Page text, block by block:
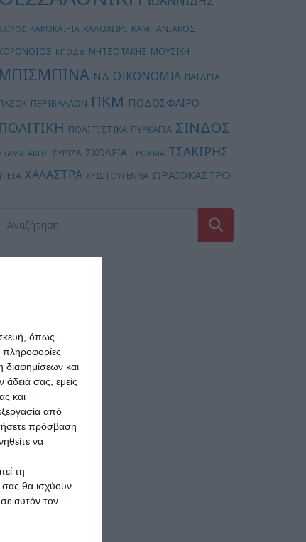
όπως
διαφημίσεων και
άδειά σας, εμείς
και
από
πρόσβαση
να
τη
σας θα ισχύουν
αυτόν τον
ΚΑΚΟΚΑΙΡΙΑ ΚΑΛΟΧΩΡΙ ΚΑΜΠΑΝΙΑΚΟΣ
ΚΠΟΔΔ ΜΗΤΣΟΤΑΚΗΣ ΜΟΥΣΙΚΗ
ΜΠΙΣΜΠΙΝΑ ΝΔ ΟΙΚΟΝΟΜΙΑ ΠΑΙΔΕΙΑ
ΠΕΡΙΒΑΛΛΟΝ ΠΚΜ ΠΟΔΟΣΦΑΙΡΟ
ΠΟΛΙΤΙΚΗ ΠΟΛΙΤΙΣΤΙΚΑ ΠΥΡΚΑΓΙΑ ΣΙΝΔΟΣ
ΣΥΡΙΖΑ ΣΧΟΛΕΙΑ ΤΡΟΧΑΙΑ ΤΣΑΚΙΡΗΣ
ΧΑΛΑΣΤΡΑ ΧΡΙΣΤΟΥΓΕΝΝΑ ΩΡΑΙΟΚΑΣΤΡΟ